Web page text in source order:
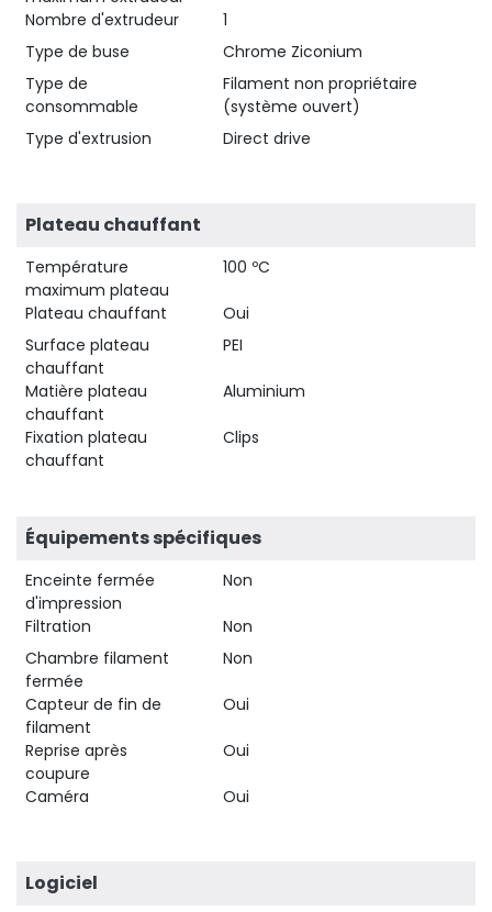
Nombre d'extrudeur
1
Type de buse
Chrome Ziconium
Type de
consommable
Filament non propriétaire
(système ouvert)
Type d'extrusion
Direct drive
Plateau chauffant
Température
maximum plateau
100 ºC
Plateau chauffant
Oui
Surface plateau
chauffant
PEI
Matière plateau
chauffant
Aluminium
Fixation plateau
chauffant
Clips
Équipements spécifiques
Enceinte fermée
d'impression
Non
Filtration
Non
Chambre filament
fermée
Non
Capteur de fin de
filament
Oui
Reprise après
coupure
Oui
Caméra Oui
Logiciel